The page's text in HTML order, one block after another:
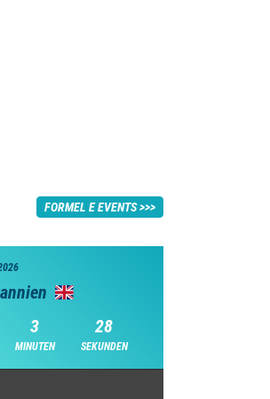
FORMEL E EVENTS
3
MINUTEN
27
SEKUNDEN